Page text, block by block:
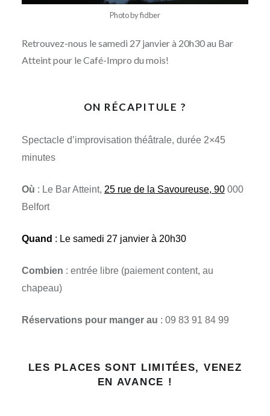
Photo by fidber
Retrouvez-nous le samedi 27 janvier à 20h30 au Bar
Atteint pour le Café-Impro du mois!
ON RÉCAPITULE ?
Spectacle d’improvisation théâtrale, durée 2×45
minutes
Où : Le Bar Atteint, 25 rue de la Savoureuse, 90 000
Belfort
Quand : Le samedi 27 janvier à 20h30
Combien : entrée libre (paiement content, au
chapeau)
Réservations pour manger au : 09 83 91 84 99
LES PLACES SONT LIMITÉES, VENEZ
EN AVANCE !